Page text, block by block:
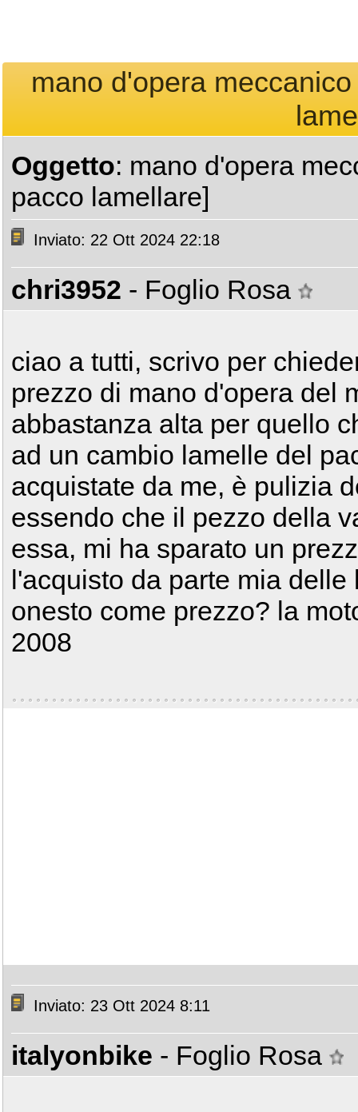
mano d'opera
Oggetto: mano d'opera
pacco lamellare]
Inviato: 22 Ott 2024 22:18
chri3952 - Foglio Rosa
ciao a tutti, scrivo per
prezzo di mano d'opera del
abbastanza alta per quello
ad un cambio lamelle del
acquistate da me, è pulizia
essendo che il pezzo della
essa, mi ha sparato un
l'acquisto da parte mia
onesto come prezzo? la
2008
Inviato: 23 Ott 2024 8:11
italyonbike - Foglio Rosa